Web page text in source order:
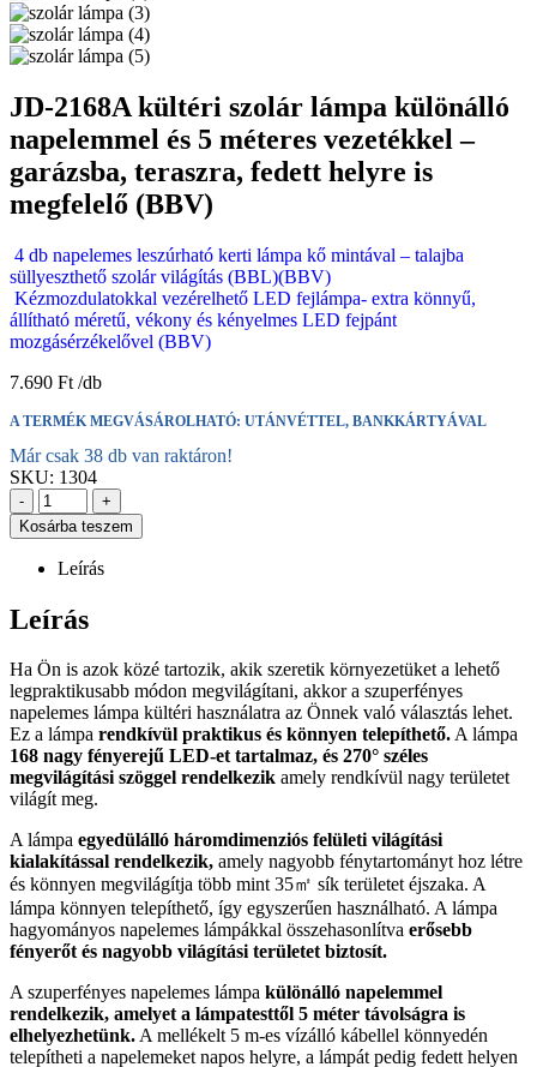
JD-2168A kültéri szolár lámpa különálló
napelemmel és 5 méteres vezetékkel –
garázsba, teraszra, fedett helyre is
megfelelő (BBV)
4 db napelemes leszúrható kerti lámpa kő mintával – talajba
süllyeszthető szolár világítás (BBL)(BBV)
Kézmozdulatokkal vezérelhető LED fejlámpa- extra könnyű,
állítható méretű, vékony és kényelmes LED fejpánt
mozgásérzékelővel (BBV)
7.690 Ft
A TERMÉK MEGVÁSÁROLHATÓ: UTÁNVÉTTEL, BANKKÁRTYÁVAL
Már csak 38 db van raktáron!
SKU: 1304
-
+
Kosárba teszem
Leírás
Leírás
Ha Ön is azok közé tartozik, akik szeretik környezetüket a lehető
legpraktikusabb módon megvilágítani, akkor a szuperfényes
napelemes lámpa kültéri használatra az Önnek való választás lehet.
Ez a lámpa rendkívül praktikus és könnyen telepíthető.A lámpa
168 nagy fényerejű LED-et tartalmaz, és 270° széles
megvilágítási szöggel rendelkezik amely rendkívül nagy területet
világít meg.
A lámpa egyedülálló háromdimenziós felületi világítási
kialakítással rendelkezik, amely nagyobb fénytartományt hoz létre
és könnyen megvilágítja több mint 35㎡ sík területet éjszaka. A
lámpa könnyen telepíthető, így egyszerűen használható. A lámpa
hagyományos napelemes lámpákkal összehasonlítva erősebb
fényerőt és nagyobb világítási területet biztosít.
A szuperfényes napelemes lámpa különálló napelemmel
rendelkezik, amelyet a lámpatesttől 5 méter távolságra is
elhelyezhetünk.A mellékelt 5 m-es vízálló kábellel könnyedén
telepítheti a napelemeket napos helyre, a lámpát pedig fedett helyen